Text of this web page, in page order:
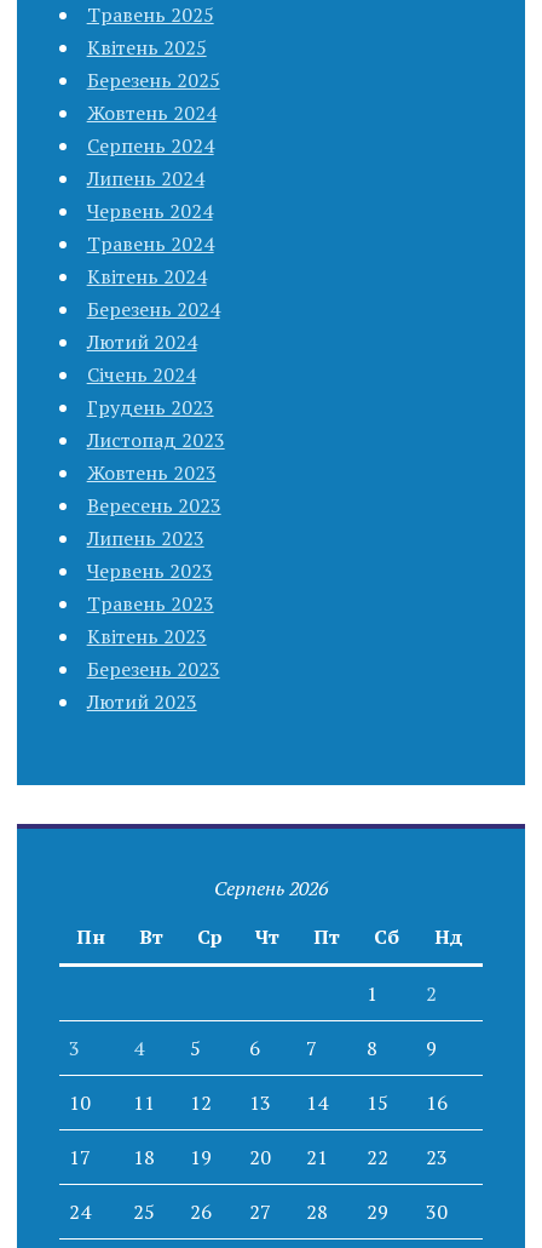
Травень 2025
Квітень 2025
Березень 2025
Жовтень 2024
Серпень 2024
Липень 2024
Червень 2024
Травень 2024
Квітень 2024
Березень 2024
Лютий 2024
Січень 2024
Грудень 2023
Листопад 2023
Жовтень 2023
Вересень 2023
Липень 2023
Червень 2023
Травень 2023
Квітень 2023
Березень 2023
Лютий 2023
Серпень 2026
Пн
Вт Ср Чт Пт Сб Нд
1 2
3 4 5 6 7 8 9
10 11 12 13 14 15 16
17 18 19 20 21 22 23
24 25 26 27 28 29 30